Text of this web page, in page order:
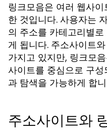
링크모음은 여러 웹사
한 것입니다. 사용자는
의 주소를 카테고리별
게 됩니다. 주소사이트
가지고 있지만, 링크모
사이트를 중심으로 구
과 탐색을 가능하게 합
주소사이트와